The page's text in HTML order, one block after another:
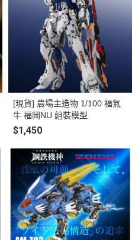
[現貨] 農場主造物 1/100 福氣
牛 福岡NU 組裝模型
$1,450